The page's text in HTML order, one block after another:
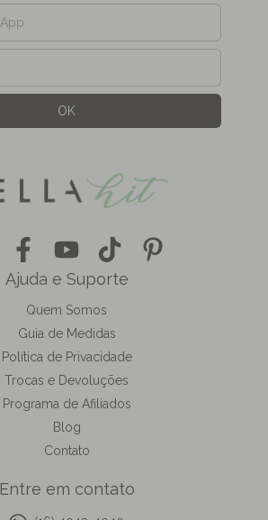
Ajuda e Suporte
Quem Somos
Guia de Medidas
Política de Privacidade
Trocas e Devoluções
Programa de Afiliados
Blog
Contato
Entre em contato